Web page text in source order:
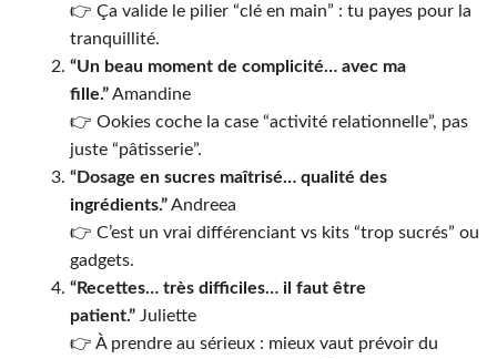
👉 Ça valide le pilier “clé en main” : tu payes pour la
tranquillité.
“Un beau moment de complicité… avec ma
fille.”Amandine
👉 Ookies coche la case “activité relationnelle”, pas
juste “pâtisserie”.
“Dosage en sucres maîtrisé… qualité des
ingrédients.”Andreea
👉 C’est un vrai différenciant vs kits “trop sucrés” ou
gadgets.
“Recettes… très difficiles… il faut être
patient.” Juliette
👉 À prendre au sérieux : mieux vaut prévoir du